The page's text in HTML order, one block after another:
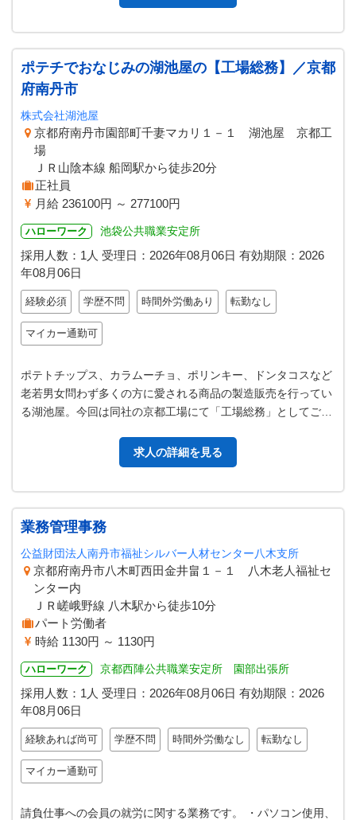
ポテチでおなじみの湖池屋の【工場総務】／京都
府南丹市
株式会社湖池屋
京都府南丹市園部町千妻マカリ１－１ 湖池屋 京都工
場
ＪＲ山陰本線 船岡駅から徒歩20分
正社員
月給 236100円 ～ 277100円
ハローワーク 池袋公共職業安定所
採用人数：1人 受理日： 2026年08月06日 有効期限： 2026
年08月06日
経験必須 学歴不問 時間外労働あり 転勤なし
マイカー通勤可
ポテトチップス、カラムーチョ、ポリンキー、ドンタコスなど
老若男女問わず多くの方に愛される商品の製造販売を行ってい
る湖池屋。今回は同社の京都工場にて「工場総務」としてご活
求人の詳細を見る
業務管理事務
公益財団法人南丹市福祉シルバー人材センター八木支所
京都府南丹市八木町西田金井畠１－１ 八木老人福祉セ
ンター内
ＪＲ嵯峨野線 八木駅から徒歩10分
パート労働者
時給 1130円 ～ 1130円
ハローワーク 京都西陣公共職業安定所 園部出張所
採用人数：1人 受理日： 2026年08月06日 有効期限： 2026
年08月06日
経験あれば尚可 学歴不問 時間外労働なし 転勤なし
マイカー通勤可
請負仕事への会員の就労に関する業務です。 ・パソコン使用、